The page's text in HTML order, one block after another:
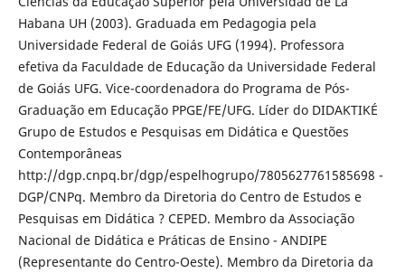
Habana UH (2003). Graduada em Pedagogia pela
Universidade Federal de Goiás UFG (1994). Professora
efetiva da Faculdade de Educação da Universidade Federal
de Goiás UFG. Vice-coordenadora do Programa de Pós-
Graduação em Educação PPGE/FE/UFG. Líder do DIDAKTIKÉ
Grupo de Estudos e Pesquisas em Didática e Questões
Contemporâneas
http://dgp.cnpq.br/dgp/espelhogrupo/7805627761585698 -
DGP/CNPq. Membro da Diretoria do Centro de Estudos e
Pesquisas em Didática ? CEPED. Membro da Associação
Nacional de Didática e Práticas de Ensino - ANDIPE
(Representante do Centro-Oeste). Membro da Diretoria da